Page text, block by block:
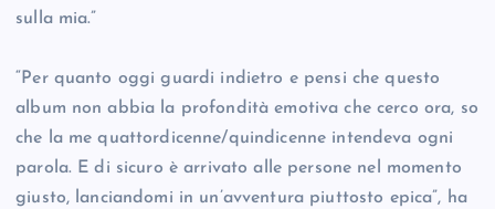
sulla mia.”
“Per quanto oggi guardi indietro e pensi che questo
album non abbia la profondità emotiva che cerco ora, so
che la me quattordicenne/quindicenne intendeva ogni
parola. E di sicuro è arrivato alle persone nel momento
giusto, lanciandomi in un’avventura piuttosto epica”, ha